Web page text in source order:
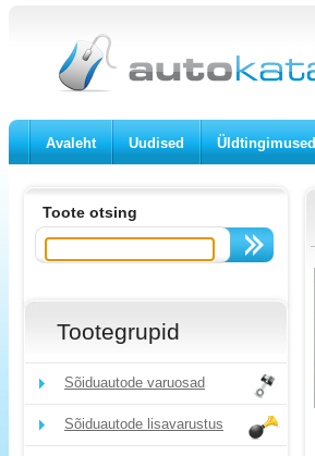
Avaleht Uudised Üldtingimused
Toote otsing
Tootegrupid
Sõiduautode varuosad
Sõiduautode lisavarustus